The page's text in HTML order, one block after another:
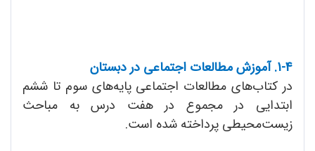
1-4. آموزش مطالعات اجتماعی در دبستان
در کتاب‌های مطالعات اجتماعی پایه‌های سوم تا ششم
ابتدایی در مجموع در هفت درس به مباحث
زیست‌محیطی پرداخته شده است.